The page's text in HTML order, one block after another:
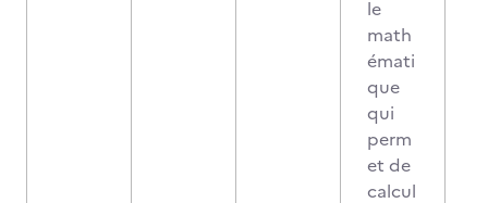
le
math
émati
que
qui
perm
et de
calcul